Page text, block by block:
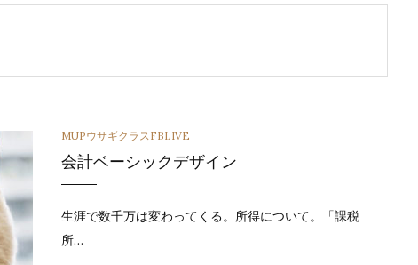
カ
テ
リ
MUPウサギクラスFBLIVE
会計ベーシックデザイン
生涯で数千万は変わってくる。所得について。「課税
所…